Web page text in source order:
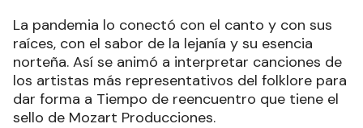
La pandemia lo conectó con el canto y con sus
raíces, con el sabor de la lejanía y su esencia
norteña. Así se animó a interpretar canciones de
los artistas más representativos del folklore para
dar forma a Tiempo de reencuentro que tiene el
sello de Mozart Producciones.